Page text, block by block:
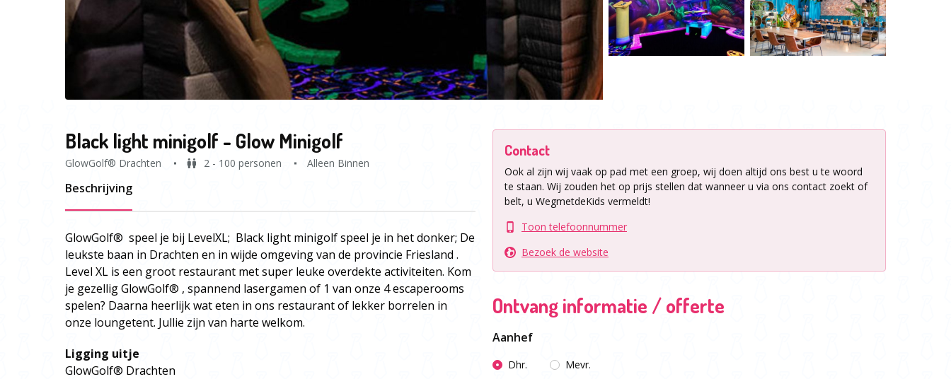
Black light minigolf - Glow Minigolf
GlowGolf® Drachten 2 - 100 personen Alleen Binnen
Beschrijving
GlowGolf® speel je bij LevelXL; Black light minigolf speel je in het donker; De
leukste baan in Drachten en in wijde omgeving van de provincie Friesland .
Level XL is een groot restaurant met super leuke overdekte activiteiten. Kom
je gezellig GlowGolf® , spannend lasergamen of 1 van onze 4 escaperooms
spelen? Daarna heerlijk wat eten in ons restaurant of lekker borrelen in
onze loungetent. Jullie zijn van harte welkom.
Ligging uitje
GlowGolf® Drachten
Contact
Ook al zijn wij vaak op pad met een groep, wij doen altijd ons best u te woord
te staan. Wij zouden het op prijs stellen dat wanneer u via ons contact zoekt of
belt, u WegmetdeKids vermeldt!
Toon telefoonnummer
Bezoek de website
Ontvang informatie / offerte
Aanhef
Dhr. Mevr.